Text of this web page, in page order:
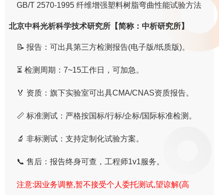
GB/T 2570-1995 纤维增强塑料树脂弯曲性能试验方法
北京中科光析科学技术研究所【简称：中析研究所】
📝 报告：可出具第三方检测报告(电子版/纸质版)。
⏳ 检测周期：7~15工作日，可加急。
🏅 资质：旗下实验室可出具CMA/CNAS资质报告。
📏 标准测试：严格按国标/行标/企标/国际标准检测。
🔬 非标测试：支持定制化试验方案。
📞 售后：报告终身可查，工程师1v1服务。
注意:因业务调整,暂不接受个人委托测试,望谅解(高